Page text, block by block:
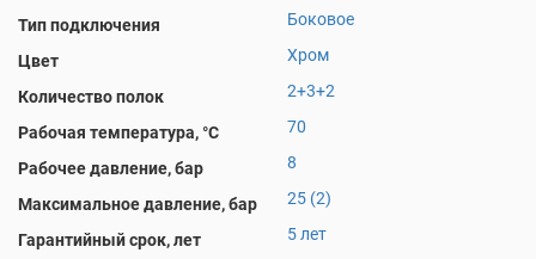
Тип подключения Боковое
Цвет Хром
Количество полок 2+3+2
Рабочая температура, °С 70
Рабочее давление, бар 8
Максимальное давление, бар 25 (2)
Гарантийный срок, лет 5 лет